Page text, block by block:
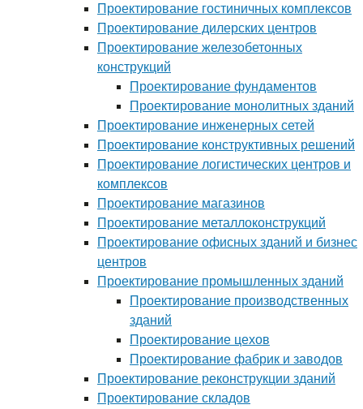
Проектирование гостиничных комплексов
Проектирование дилерских центров
Проектирование железобетонных
конструкций
Проектирование фундаментов
Проектирование монолитных зданий
Проектирование инженерных сетей
Проектирование конструктивных решений
Проектирование логистических центров и
комплексов
Проектирование магазинов
Проектирование металлоконструкций
Проектирование офисных зданий и бизнес
центров
Проектирование промышленных зданий
Проектирование производственных
зданий
Проектирование цехов
Проектирование фабрик и заводов
Проектирование реконструкции зданий
Проектирование складов